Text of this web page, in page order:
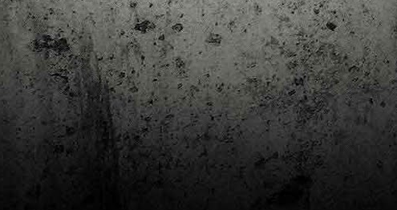
MAY
1
Estudis en Comicologia al Còmic Barcelona
Del 3 al 5 de maig la Fira Barcelona acull la 42a edició de Còmic
Barcelona (el Saló del Còmic de tota la vida).
Divendres faré la visita anual i diumenge hi tornaré, aquest cop per participar a
la taula rodona Estudis en Comicologia: Els llibres de teoria i divulgació del
còmic en els temps del podcast, a les 16 h, a la sala còmic 6, molt ben
acompanyat:
Estudis en Comicologia: Els llibres de teoria i divulgació del còmic en els temps